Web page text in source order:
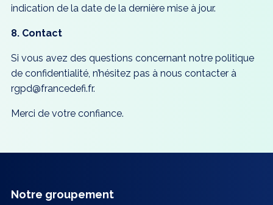
indication de la date de la dernière mise à jour.
8. Contact
Si vous avez des questions concernant notre politique
de confidentialité, n’hésitez pas à nous contacter à
rgpd@francedefi.fr.
Merci de votre confiance.
Notre groupement